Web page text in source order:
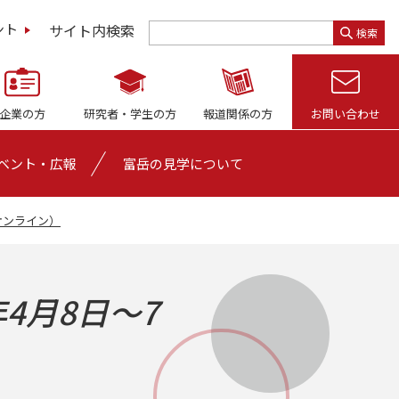
企業の方 研究者・ 学生の方 報道関係の方 お問い合わせ
ント・広報 富岳の見学について
サイト内検索 検索
ライン）
月8日～7